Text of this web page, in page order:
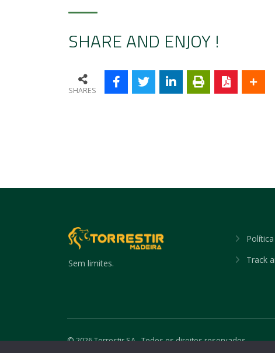
SHARE AND ENJOY !
SHARES
Sem limites.
Track
©2026 Torrestir SA - Todos os direitos reservados.